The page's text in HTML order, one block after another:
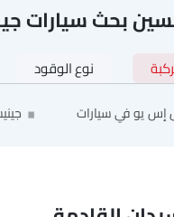
بحث سيارات
نوع الوقود
إس يو في سيارات